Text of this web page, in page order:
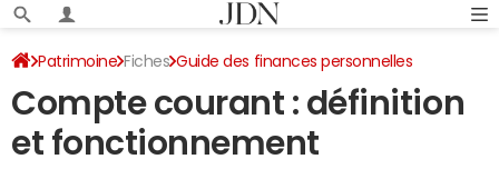
Patrimoine Fiches Guide des finances personnelles
Banque - assurance Relations avec sa banque
Compte courant : définition
et fonctionnement